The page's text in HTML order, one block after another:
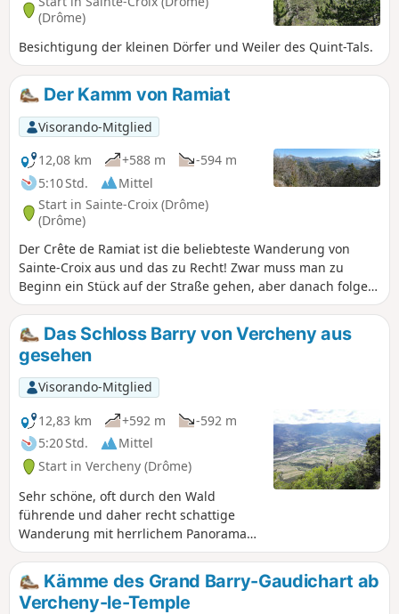
(Drôme)
Besichtigung der kleinen Dörfer und Weiler des Quint-Tals.
Der Kamm von Ramiat
Visorando-Mitglied
12,08 km
+588 m
-594 m
5:10 Std.
Mittel
Start in Sainte-Croix (Drôme)
(Drôme)
Der Crête de Ramiat ist die beliebteste Wanderung von
Sainte-Croix aus und das zu Recht! Zwar muss man zu
Beginn ein Stück auf der Straße gehen, aber danach folgen
breite Wege oder gut markierte Pfade und vor allem
herrliche Ausblicke auf das Vallée de la Drôme und den
Vercors. Die Passage auf dem Kamm kann für schwindlige
Personen auf kurzen Strecken schwierig sein und erfordert
an einigen Stellen einen ziemlich sicheren Tritt. Es ist
jedoch möglich, diesen Abschnitt zu umgehen, ohne auf die
Schönheit der Landschaft verzichten zu müssen.
Das Schloss Barry von Vercheny aus
gesehen
Visorando-Mitglied
12,83 km
+592 m
-592 m
5:20 Std.
Mittel
Start in Vercheny (Drôme)
Sehr schöne, oft durch den Wald
führende und daher recht schattige
Wanderung mit herrlichem Panorama
bei den Ruinen des Château de Barry.
Kämme des Grand Barry-Gaudichart ab
Vercheny-le-Temple